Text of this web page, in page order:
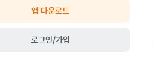
앱 다운로드
로그인/가입